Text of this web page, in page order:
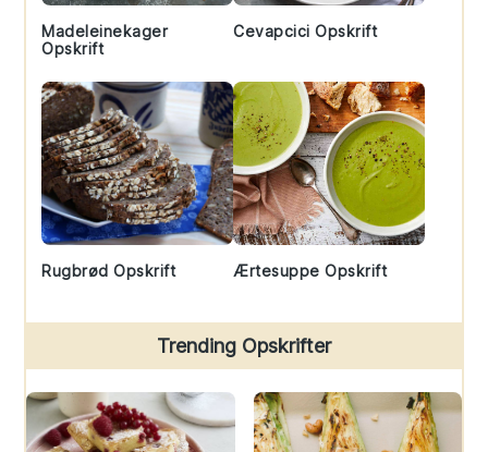
Madeleinekager
Opskrift
Cevapcici Opskrift
Rugbrød Opskrift Ærtesuppe Opskrift
Trending Opskrifter